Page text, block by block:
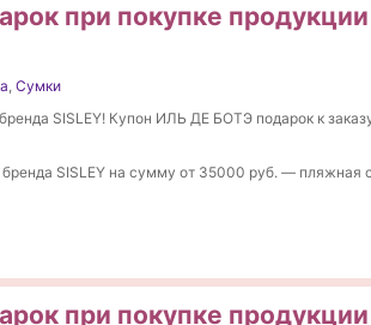
при покупке продукции
, Сумки
SISLEY! Купон ИЛЬ ДЕ БОТЭ подарок к
SISLEY на сумму от 35000 руб. — пляжная
при покупке продукции